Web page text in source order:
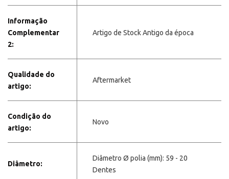
Informação
Complementar
2:
Artigo de Stock Antigo da época
Qualidade do
artigo:
Aftermarket
Condição do
artigo:
Novo
Diâmetro:
Diâmetro Ø polia (mm): 59 - 20
Dentes